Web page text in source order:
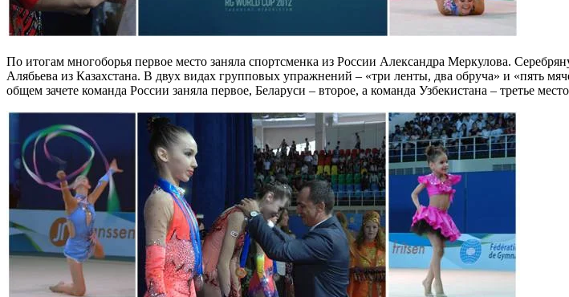
По итогам многоборья первое место заняла спортсменка из России Александра Меркулова.
Алябьева из Казахстана. В двух видах групповых упражнений – «три ленты, два обруча» и «пять
общем зачете команда России заняла первое, Беларуси – второе, а команда Узбекистана – третье